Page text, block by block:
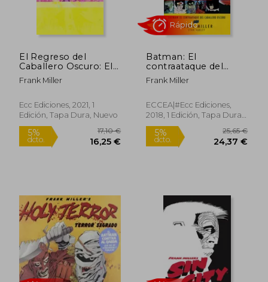
5%
dcto.
39,50 €
37,53 €
Rápido
El Regreso del
Caballero Oscuro: El
Chico Dorado
(Edición Deluxe)
Frank Miller
Ecc Ediciones, 2021, 1
Edición, Tapa Dura, Nuevo
Batman: El
contraataque del
Caballero Oscuro
(Tercera edición)
Batman: Frank Miller)
Frank Miller
ECCEA|#Ecc Ediciones,
2018, 1 Edición, Tapa Dura,
Nuevo